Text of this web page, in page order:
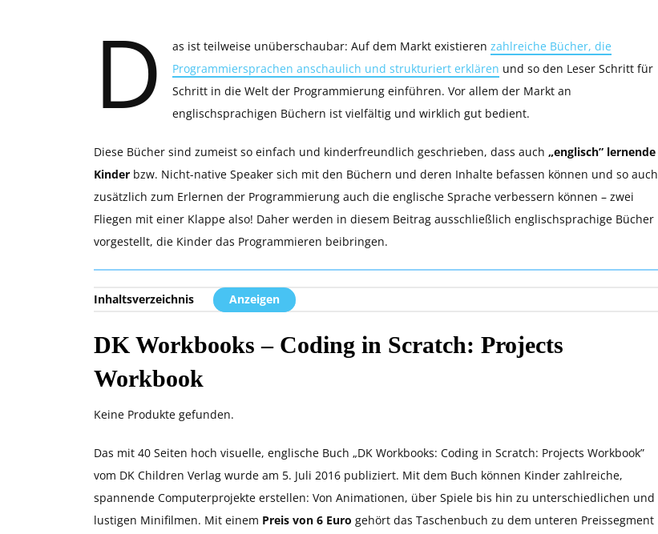
D as ist teilweise unüberschaubar: Auf dem Markt existieren zahlreiche Bücher, die
Programmiersprachen anschaulich und strukturiert erklären und so den Leser Schritt für
Schritt in die Welt der Programmierung einführen. Vor allem der Markt an
englischsprachigen Büchern ist vielfältig und wirklich gut bedient.
Diese Bücher sind zumeist so einfach und kinderfreundlich geschrieben, dass auch „englisch” lernende
Kinder bzw. Nicht-native Speaker sich mit den Büchern und deren Inhalte befassen können und so auch
zusätzlich zum Erlernen der Programmierung auch die englische Sprache verbessern können – zwei
Fliegen mit einer Klappe also! Daher werden in diesem Beitrag ausschließlich englischsprachige Bücher
vorgestellt, die Kinder das Programmieren beibringen.
Inhaltsverzeichnis Anzeigen
DK Workbooks – Coding in Scratch: Projects
Workbook
Keine Produkte gefunden.
Das mit 40 Seiten hoch visuelle, englische Buch „DK Workbooks: Coding in Scratch: Projects Workbook”
vom DK Children Verlag wurde am 5. Juli 2016 publiziert. Mit dem Buch können Kinder zahlreiche,
spannende Computerprojekte erstellen: Von Animationen, über Spiele bis hin zu unterschiedlichen und
lustigen Minifilmen. Mit einem Preis von 6 Euro gehört das Taschenbuch zu dem unteren Preissegment